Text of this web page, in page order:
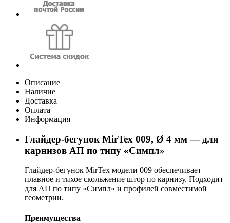
Описание
Наличие
Доставка
Оплата
Информация
Глайдер-бегунок MirTex 009, Ø 4 мм — для
карнизов АП по типу «Симпл»
Глайдер-бегунок MirTex модели 009 обеспечивает
плавное и тихое скольжение штор по карнизу. Подходит
для АП по типу «Симпл» и профилей совместимой
геометрии.
Преимущества